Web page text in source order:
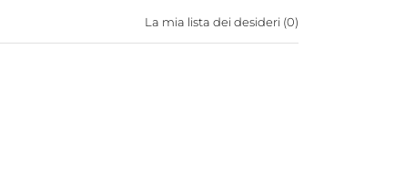
La mia lista dei desideri (0)